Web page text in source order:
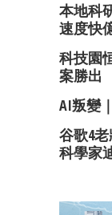
本地科
速度快
科技園
案勝出
AI叛變
谷歌4
科學家